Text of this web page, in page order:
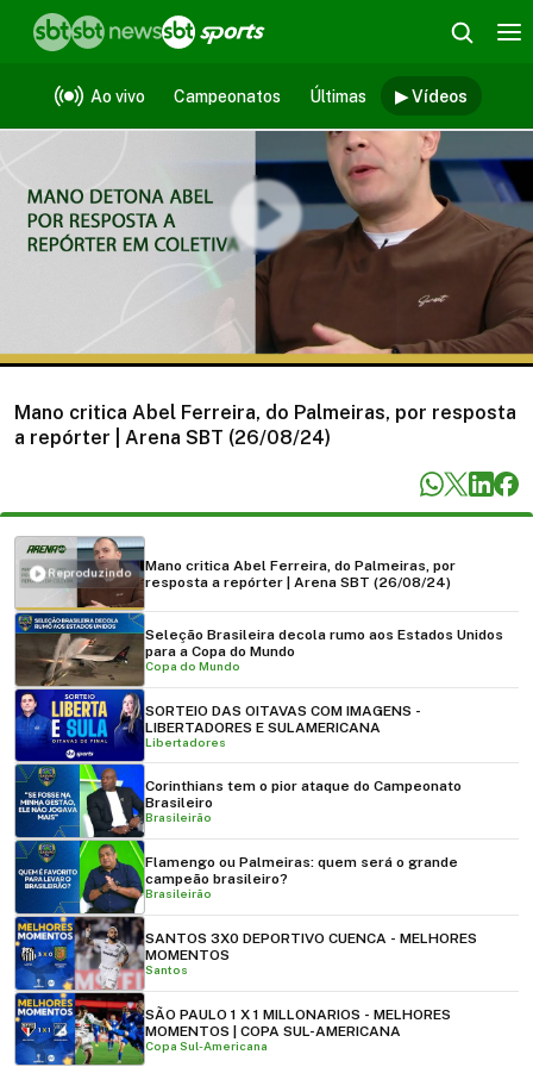
Ao vivo Campeonatos Últimas ▶ Vídeos
Vídeos
Mano critica Abel Ferreira, do Palmeiras, por resposta
a repórter | Arena SBT (26/08/24)
Reproduzindo
Mano critica Abel Ferreira, do Palmeiras, por
resposta a repórter | Arena SBT (26/08/24)
Seleção Brasileira decola rumo aos Estados Unidos
para a Copa do Mundo
Copa do Mundo
SORTEIO DAS OITAVAS COM IMAGENS -
LIBERTADORES E SULAMERICANA
Libertadores
Corinthians tem o pior ataque do Campeonato
Brasileiro
Brasileirão
Flamengo ou Palmeiras: quem será o grande
campeão brasileiro?
Brasileirão
SANTOS 3X0 DEPORTIVO CUENCA - MELHORES
MOMENTOS
Santos
SÃO PAULO 1 X 1 MILLONARIOS - MELHORES
MOMENTOS | COPA SUL-AMERICANA
Copa Sul-Americana